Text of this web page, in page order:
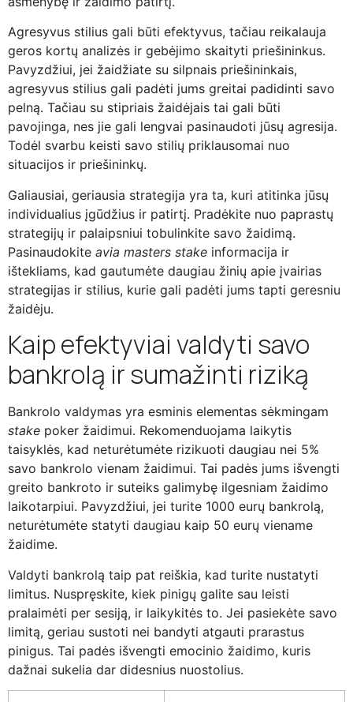
Agresyvus stilius gali būti efektyvus, tačiau reikalauja
geros kortų analizės ir gebėjimo skaityti priešininkus.
Pavyzdžiui, jei žaidžiate su silpnais priešininkais,
agresyvus stilius gali padėti jums greitai padidinti savo
pelną. Tačiau su stipriais žaidėjais tai gali būti
pavojinga, nes jie gali lengvai pasinaudoti jūsų agresija.
Todėl svarbu keisti savo stilių priklausomai nuo
situacijos ir priešininkų.
Galiausiai, geriausia strategija yra ta, kuri atitinka jūsų
individualius įgūdžius ir patirtį. Pradėkite nuo paprastų
strategijų ir palaipsniui tobulinkite savo žaidimą.
Pasinaudokite avia masters stake informacija ir
ištekliams, kad gautumėte daugiau žinių apie įvairias
strategijas ir stilius, kurie gali padėti jums tapti geresniu
žaidėju.
Kaip efektyviai valdyti savo
bankrolą ir sumažinti riziką
Bankrolo valdymas yra esminis elementas sėkmingam
stake poker žaidimui. Rekomenduojama laikytis
taisyklės, kad neturėtumėte rizikuoti daugiau nei 5%
savo bankrolo vienam žaidimui. Tai padės jums išvengti
greito bankroto ir suteiks galimybę ilgesniam žaidimo
laikotarpiui. Pavyzdžiui, jei turite 1000 eurų bankrolą,
neturėtumėte statyti daugiau kaip 50 eurų viename
žaidime.
Valdyti bankrolą taip pat reiškia, kad turite nustatyti
limitus. Nuspręskite, kiek pinigų galite sau leisti
pralaimėti per sesiją, ir laikykitės to. Jei pasiekėte savo
limitą, geriau sustoti nei bandyti atgauti prarastus
pinigus. Tai padės išvengti emocinio žaidimo, kuris
dažnai sukelia dar didesnius nuostolius.